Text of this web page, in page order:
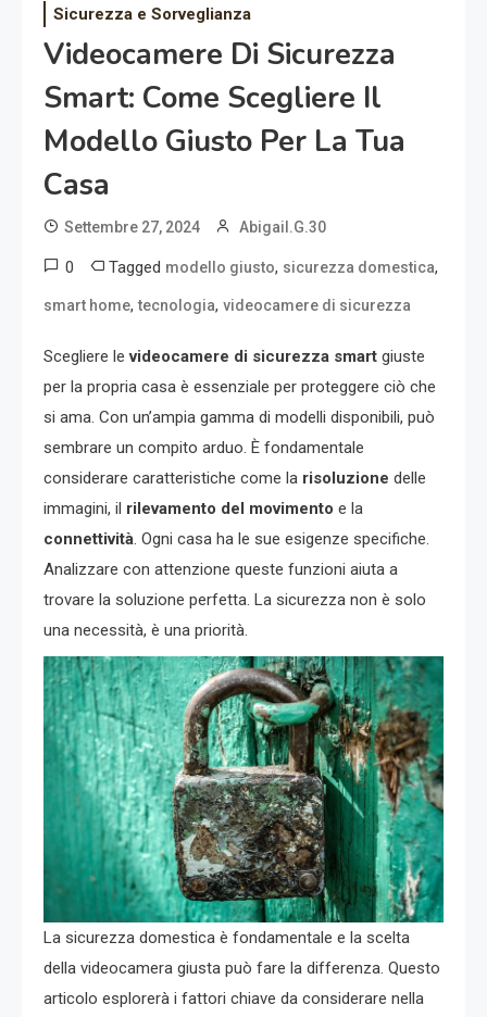
Sicurezza e Sorveglianza
Videocamere Di Sicurezza
Smart: Come Scegliere Il
Modello Giusto Per La Tua
Casa
Settembre 27, 2024 Abigail.G.30
0 Tagged modello giusto, sicurezza domestica,
smart home,tecnologia, videocamere di sicurezza
Scegliere levideocamere di sicurezza smart giuste
per la propria casa è essenziale per proteggere ciò che
si ama. Con un’ampia gamma di modelli disponibili, può
sembrare un compito arduo. È fondamentale
considerare caratteristiche come la risoluzione delle
immagini, il rilevamento del movimento e la
connettività. Ogni casa ha le sue esigenze specifiche.
Analizzare con attenzione queste funzioni aiuta a
trovare la soluzione perfetta. La sicurezza non è solo
una necessità, è una priorità.
La sicurezza domestica è fondamentale e la scelta
della videocamera giusta può fare la differenza. Questo
articolo esplorerà i fattori chiave da considerare nella